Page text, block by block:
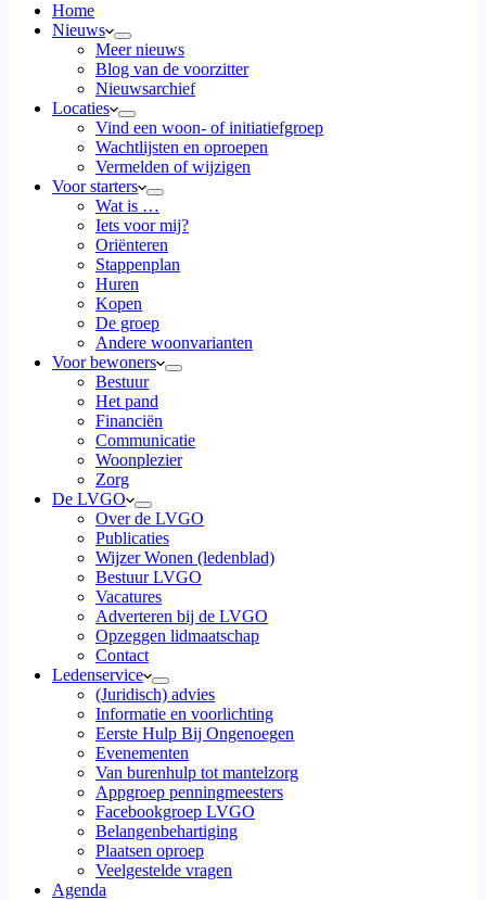
Home
Nieuws
Meer nieuws
Blog van de voorzitter
Nieuwsarchief
Locaties
Vind een woon- of initiatiefgroep
Wachtlijsten en oproepen
Vermelden of wijzigen
Voor starters
Wat is …
Iets voor mij?
Oriënteren
Stappenplan
Huren
Kopen
De groep
Andere woonvarianten
Voor bewoners
Bestuur
Het pand
Financiën
Communicatie
Woonplezier
Zorg
De LVGO
Over de LVGO
Publicaties
Wijzer Wonen (ledenblad)
Bestuur LVGO
Vacatures
Adverteren bij de LVGO
Opzeggen lidmaatschap
Contact
Ledenservice
(Juridisch) advies
Informatie en voorlichting
Eerste Hulp Bij Ongenoegen
Evenementen
Van burenhulp tot mantelzorg
Appgroep penningmeesters
Facebookgroep LVGO
Belangenbehartiging
Plaatsen oproep
Veelgestelde vragen
Agenda